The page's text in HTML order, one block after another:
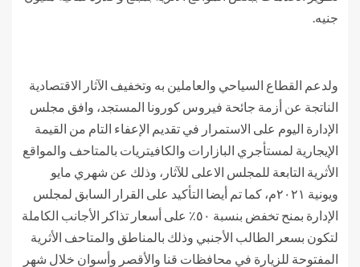
جنيه.
ولدعم القطاع السياحي والعاملين به وتخفيف الآثار الاقتصادية
الناتجة عن أزمة جائحة فيروس كورونا المستجد، وافق مجلس
الإدارة اليوم على الاستمرار في تقديم الإعفاء التام من القيمة
الإيجارية لمستأجري البازارات والكافيتريات بالمتاحف والمواقع
الأثرية التابعة للمجلس الاعلى للآثار، وذلك عن شهري مايو
ويونية ٢٠٢١م، كما تم أيضا التأكيد على القرار السابق لمجلس
الإدارة بمنح تخفض بنسبة ٥٠٪ على أسعار تذاكر الأجانب الكاملة
لتكون بسعر الطالب الأجنبي وذلك بالمناطق والمتاحف الأثرية
المفتوحة للزيارة في محافظات قنا والأقصر وأسوان خلال شهر